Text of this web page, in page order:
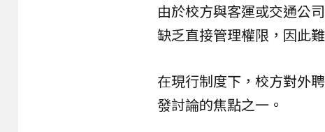
由於校方與客運或交通公
缺乏直接管理權限，因此
在現行制度下，校方對外
發討論的焦點之一。